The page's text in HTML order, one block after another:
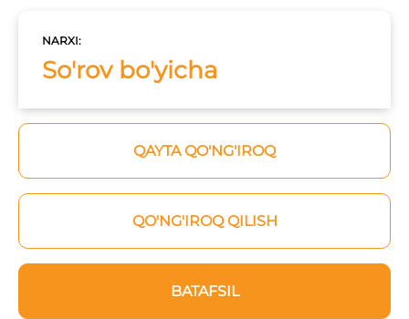
NARXI:
So'rov bo'yicha
QAYTA QO'NG'IROQ
QO'NG'IROQ QILISH
BATAFSIL